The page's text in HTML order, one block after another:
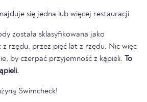
się jedna lub więcej restauracji.
została sklasyfikowana jako
lat z rzędu. Nic więc
by czerpać przyjemność z kąpieli. To
Swimcheck!